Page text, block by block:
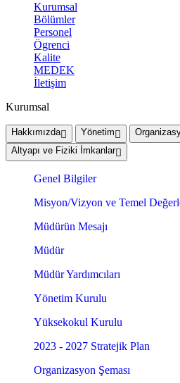
Kurumsal
Bölümler
Personel
Ögrenci
Kalite
MEDEK
İletişim
Kurumsal
Hakkımızda Yönetim
Altyapı ve Fiziki İmkanlar
Genel Bilgiler
Misyon/Vizyon ve Temel
Müdürün Mesajı
Müdür
Müdür Yardımcıları
Yönetim Kurulu
Yüksekokul Kurulu
2023 - 2027 Stratejik Plan
Organizasyon Şeması